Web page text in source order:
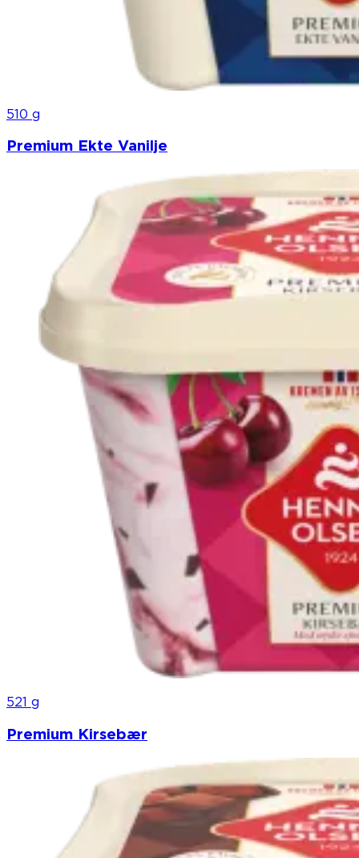
510 g
Premium Ekte Vanilje
521 g
Premium Kirsebær